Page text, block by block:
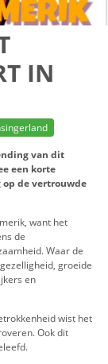
1 min
uitzending
terug op de